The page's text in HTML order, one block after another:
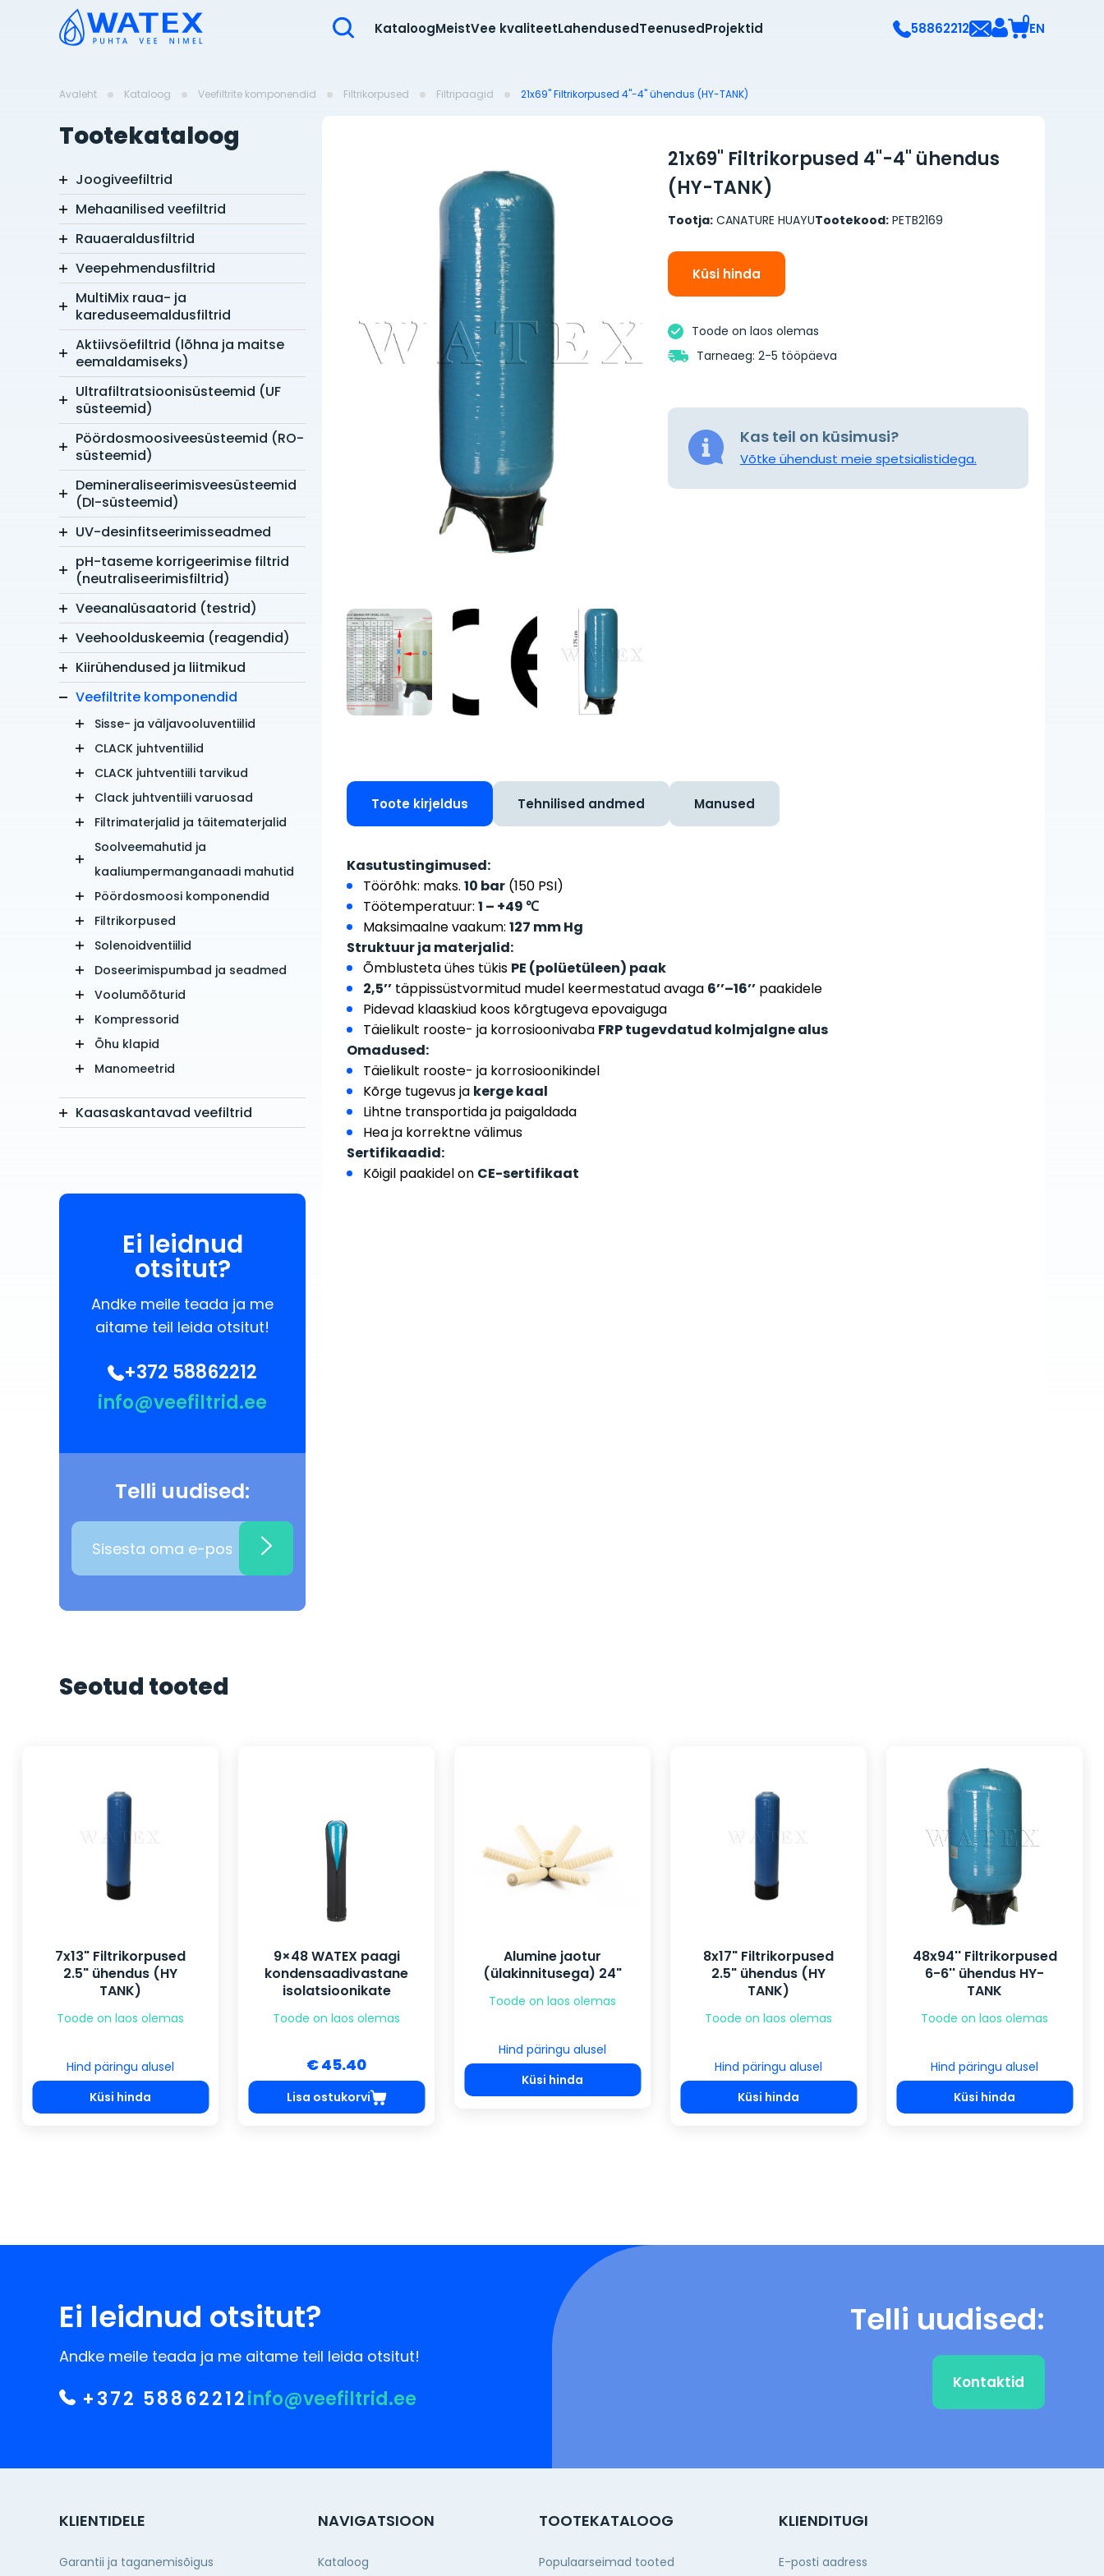
KataloogMeistVee kvaliteetLahendusedTeenusedProjektid 58862212 0EN
Avaleht Kataloog Veefiltrite komponendid Filtrikorpused Filtripaagid 21x69" Filtrikorpused 4"-4" ühendus (HY-TANK)
Tootekataloog
Joogiveefiltrid
Mehaanilised veefiltrid
Rauaeraldusfiltrid
Veepehmendusfiltrid
MultiMix raua- ja
kareduseemaldusfiltrid
Aktiivsöefiltrid (lõhna ja maitse
eemaldamiseks)
Ultrafiltratsioonisüsteemid (UF
süsteemid)
Pöördosmoosiveesüsteemid (RO-
süsteemid)
Demineraliseerimisveesüsteemid
(DI-süsteemid)
UV-desinfitseerimisseadmed
pH-taseme korrigeerimise filtrid
(neutraliseerimisfiltrid)
Veeanalüsaatorid (testrid)
Veehoolduskeemia (reagendid)
Kiirühendused ja liitmikud
Veefiltrite komponendid
Sisse- ja väljavooluventiilid
CLACK juhtventiilid
CLACK juhtventiili tarvikud
Clack juhtventiili varuosad
Filtrimaterjalid ja täitematerjalid
Soolveemahutid ja
kaaliumpermanganaadi mahutid
Pöördosmoosi komponendid
Filtrikorpused
Solenoidventiilid
Doseerimispumbad ja seadmed
Voolumõõturid
Kompressorid
Õhu klapid
Manomeetrid
Kaasaskantavad veefiltrid
Ei leidnud
otsitut?
Andke meile teada ja me
aitame teil leida otsitut!
+372 58862212
info@veefiltrid.ee
Telli uudised:
21x69" Filtrikorpused 4"-4" ühendus
(HY-TANK)
Tootja: CANATURE HUAYUTootekood:PETB2169
Küsi hinda
Toode on laos olemas
Tarneaeg: 2-5 tööpäeva
Kas teil on küsimusi?
Võtke ühendust meie spetsialistidega.
Toote kirjeldus Tehnilised andmed Manused
Kasutustingimused:
Töörõhk: maks. 10 bar (150 PSI)
Töötemperatuur: 1 – +49 ℃
Maksimaalne vaakum: 127 mm Hg
Struktuur ja materjalid:
Õmblusteta ühes tükis PE (polüetüleen) paak
2,5’’ täppissüstvormitud mudel keermestatud avaga 6’’–16’’ paakidele
Pidevad klaaskiud koos kõrgtugeva epovaiguga
Täielikult rooste- ja korrosioonivaba FRP tugevdatud kolmjalgne alus
Omadused:
Täielikult rooste- ja korrosioonikindel
Kõrge tugevus ja kerge kaal
Lihtne transportida ja paigaldada
Hea ja korrektne välimus
Sertifikaadid:
Kõigil paakidel on CE-sertifikaat
Seotud tooted
7x13" Filtrikorpused
2.5" ühendus (HY
TANK)
Toode on laos olemas
Hind päringu alusel
Küsi hinda
9×48 WATEX paagi
kondensaadivastane
isolatsioonikate
Toode on laos olemas
€ 45.40
Lisa ostukorvi
Alumine jaotur
(ülakinnitusega) 24"
Toode on laos olemas
Hind päringu alusel
Küsi hinda
8x17" Filtrikorpused
2.5" ühendus (HY
TANK)
Toode on laos olemas
Hind päringu alusel
Küsi hinda
48x94'' Filtrikorpused
6-6'' ühendus HY-
TANK
Toode on laos olemas
Hind päringu alusel
Küsi hinda
Ei leidnud otsitut?
Andke meile teada ja me aitame teil leida otsitut!
+372 58862212info@veefiltrid.ee
Telli uudised:
Kontaktid
KLIENTIDELE
Garantii ja taganemisõigus
NAVIGATSIOON
Kataloog
TOOTEKATALOOG
Populaarseimad tooted
KLIENDITUGI
E-posti aadress